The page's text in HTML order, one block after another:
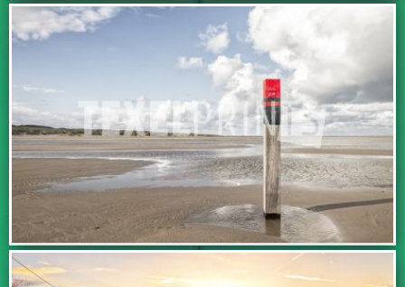
IN WINKELWAGEN